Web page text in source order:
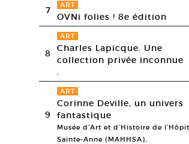
7 ART
OVNi folies ! 8e édition
8
ART
Charles Lapicque. Une
collection privée inconnue
,
9
ART
Corinne Deville, un univers
fantastique
Musée d’Art et d’Histoire de
Sainte-Anne (MAHHSA),